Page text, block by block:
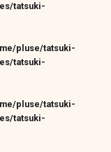
tatsuki-
pluse/tatsuki-
tatsuki-
pluse/tatsuki-
tatsuki-